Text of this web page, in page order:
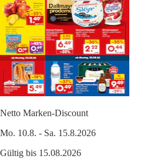
Netto Marken-Discount
Mo. 10.8. - Sa. 15.8.2026
Gültig bis 15.08.2026